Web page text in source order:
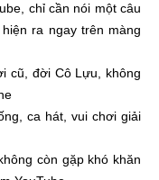
chỉ cần nói một câu
ra ngay trên màng
cũ, đời Cô Lựu, không
ca hát, vui chơi giải
còn gặp khó khăn